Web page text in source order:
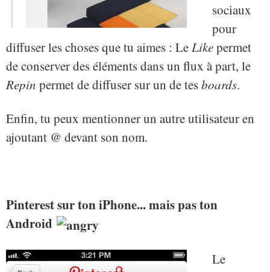
sociaux
pour
diffuser les choses que tu aimes : Le Likepermet
de conserver des éléments dans un flux à part, le
Repin permet de diffuser sur un de tesboards.
Enfin, tu peux mentionner un autre utilisateur en
ajoutant @ devant son nom.
Pinterest sur ton iPhone... mais pas ton
Android
Le